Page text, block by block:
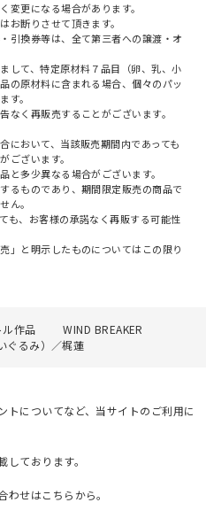
変更になる場合があります。
お断りさせて頂きます。
引換券等は、全て第三者への譲渡・オ
して、特定原材料７品目（卵、乳、小
の原材料に含まれる場合、個々のパッ
す。
なく再販売することがございます。
において、当該販売期間内であっても
ございます。
と多少異なる場合がございます。
るものであり、期間限定販売の商品で
ん。
も、お客様の承諾なく再販する可能性
」と明示したものについてはこの限り
ル作品
WIND BREAKER
ぐるみ）／梶蓮
トについてなど、当サイトのご利用に
ております。
せはこちらから。